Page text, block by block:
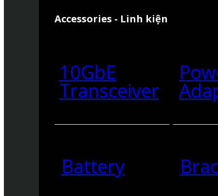
Accessories - Linh kiện
10GbE
Transceiver
Battery